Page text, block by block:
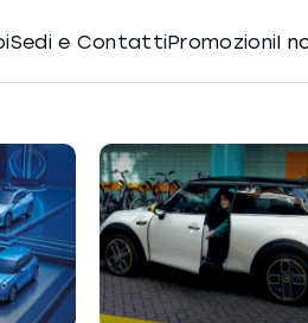
Sedi e ContattiPromozioniI